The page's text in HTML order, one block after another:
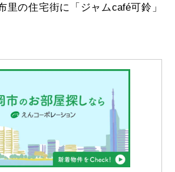
里の住宅街に「ジャムcafé可鈴」